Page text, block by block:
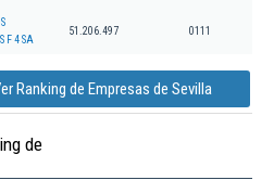
F 4 SA
51.206.497 0111
Ranking de Empresas de Sevilla
de